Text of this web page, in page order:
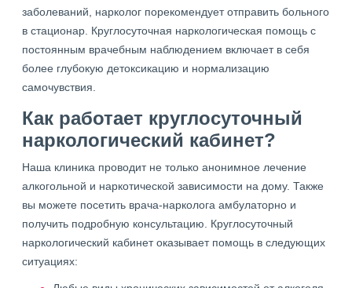
заболеваний, нарколог порекомендует отправить больного
в стационар. Круглосуточная наркологическая помощь с
постоянным врачебным наблюдением включает в себя
более глубокую детоксикацию и нормализацию
самочувствия.
Как работает круглосуточный
наркологический кабинет?
Наша клиника проводит не только анонимное лечение
алкогольной и наркотической зависимости на дому. Также
вы можете посетить врача-нарколога амбулаторно и
получить подробную консультацию. Круглосуточный
наркологический кабинет оказывает помощь в следующих
ситуациях: